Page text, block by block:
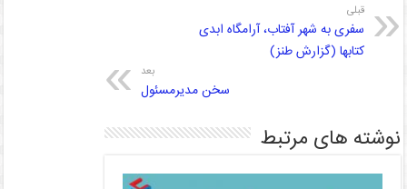
قبلی
سفری به شهر آفتاب، آرامگاه ابدی
کتابها (گزارش طنز)
بعد
سخن مدیرمسئول
نوشته های مرتبط